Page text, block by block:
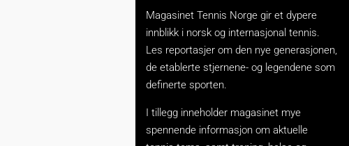
Magasinet Tennis Norge gir et dypere
innblikk i norsk og internasjonal tennis.
Les reportasjer om den nye generasjonen,
de etablerte stjernene- og legendene som
definerte sporten.
I tillegg inneholder magasinet mye
spennende informasjon om aktuelle